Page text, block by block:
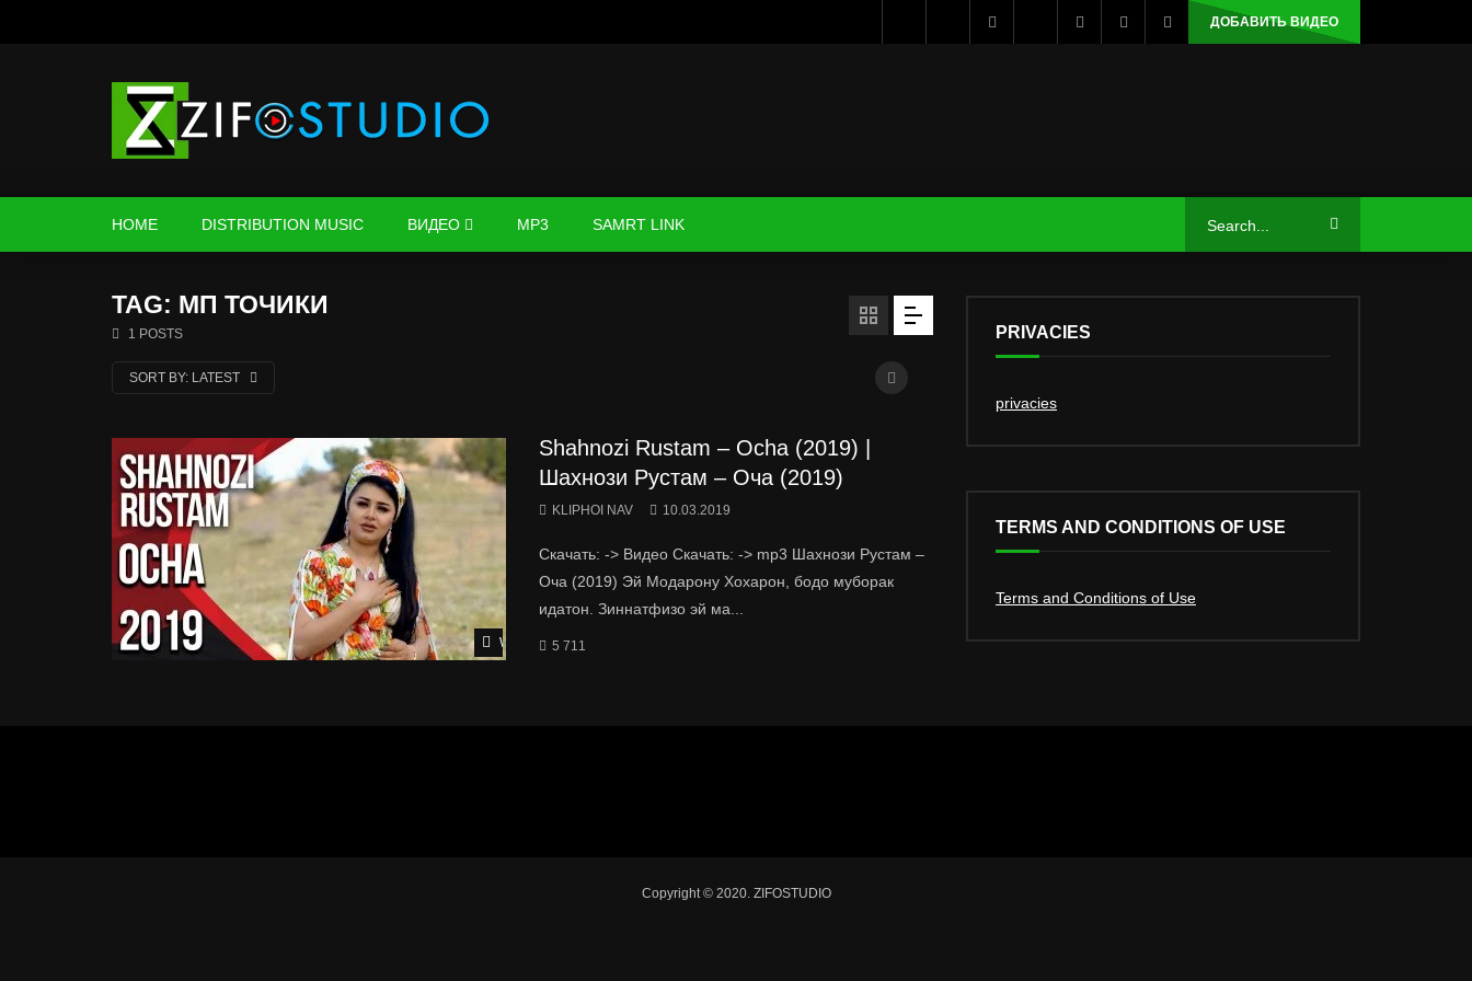
ДОБАВИТЬ ВИДЕО
HOME DISTRIBUTION MUSIC ВИДЕО MP3 SAMRT LINK
TAG: МП ТОЧИКИ
1 POSTS
SORT BY: LATEST
Watch Later
Shahnozi Rustam – Ocha (2019) |
Шахнози Рустам – Оча (2019)
KLIPHOI NAV 10.03.2019
Скачать: -> Видео Скачать: -> mp3 Шахнози Рустам –
Оча (2019) Эй Модарону Хохарон, бодо муборак
идатон. Зиннатфизо эй ма...
5 711
PRIVACIES
privacies
TERMS AND CONDITIONS OF USE
Terms and Conditions of Use
Copyright © 2020. ZIFOSTUDIO